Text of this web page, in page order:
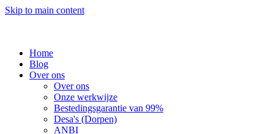
Skip to main content
Home
Blog
Over ons
Over ons
Onze werkwijze
Bestedingsgarantie van 99%
Desa's (Dorpen)
ANBI